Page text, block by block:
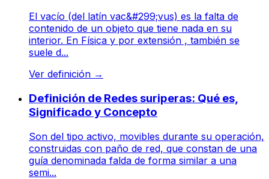
El vacío (del latín vac&#299;vus) es la falta de
contenido de un objeto que tiene nada en su
interior. En Física y por extensión , también se
suele d...
Ver definición →
Definición de Redes suriperas: Qué es,
Significado y Concepto
Son del tipo activo, movibles durante su operación,
construidas con paño de red, que constan de una
guía denominada falda de forma similar a una
semi...